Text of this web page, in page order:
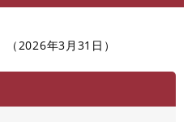
2026年3月31日